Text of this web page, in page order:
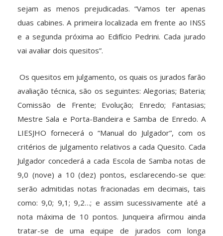
sejam as menos prejudicadas. “Vamos ter apenas
duas cabines. A primeira localizada em frente ao INSS
e a segunda próxima ao Edifício Pedrini. Cada jurado
vai avaliar dois quesitos”.
Os quesitos em julgamento, os quais os jurados farão
avaliação técnica, são os seguintes: Alegorias; Bateria;
Comissão de Frente; Evolução; Enredo; Fantasias;
Mestre Sala e Porta-Bandeira e Samba de Enredo. A
LIESJHO fornecerá o “Manual do Julgador”, com os
critérios de julgamento relativos a cada Quesito. Cada
Julgador concederá a cada Escola de Samba notas de
9,0 (nove) a 10 (dez) pontos, esclarecendo-se que:
serão admitidas notas fracionadas em decimais, tais
como: 9,0; 9,1; 9,2…; e assim sucessivamente até a
nota máxima de 10 pontos. Junqueira afirmou ainda
tratar-se de uma equipe de jurados com longa